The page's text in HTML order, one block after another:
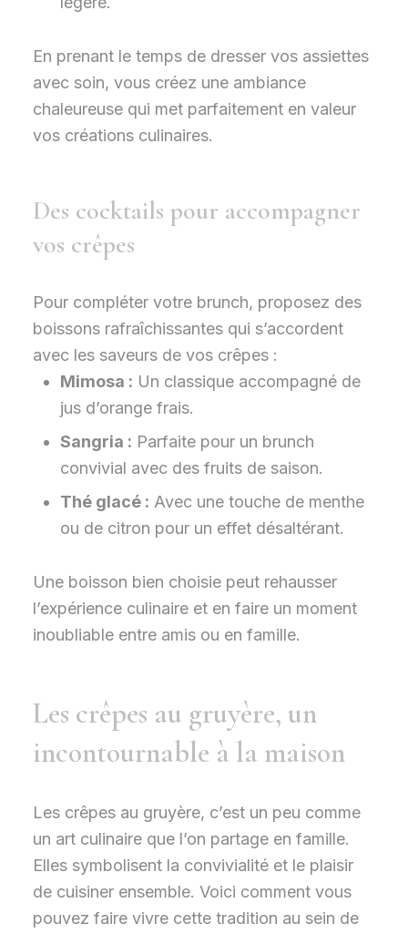
En prenant le temps de dresser vos assiettes
avec soin, vous créez une ambiance
chaleureuse qui met parfaitement en valeur
vos créations culinaires.
Des cocktails pour accompagner
vos crêpes
Pour compléter votre brunch, proposez des
boissons rafraîchissantes qui s’accordent
avec les saveurs de vos crêpes :
Mimosa : Un classique accompagné de
jus d’orange frais.
Sangria : Parfaite pour un brunch
convivial avec des fruits de saison.
Thé glacé : Avec une touche de menthe
ou de citron pour un effet désaltérant.
Une boisson bien choisie peut rehausser
l’expérience culinaire et en faire un moment
inoubliable entre amis ou en famille.
Les crêpes au gruyère, un
incontournable à la maison
Les crêpes au gruyère, c’est un peu comme
un art culinaire que l’on partage en famille.
Elles symbolisent la convivialité et le plaisir
de cuisiner ensemble. Voici comment vous
pouvez faire vivre cette tradition au sein de